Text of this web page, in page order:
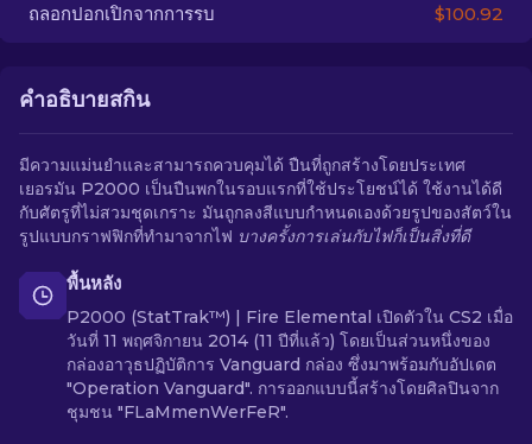
ถลอกปอกเปิกจากการรบ $100.92
คำอธิบายสกิน
มีความแม่นยำและสามารถควบคุมได้ ปืนที่ถูกสร้างโดยประเทศ
เยอรมัน P2000 เป็นปืนพกในรอบแรกที่ใช้ประโยชน์ได้ ใช้งานได้ดี
กับศัตรูที่ไม่สวมชุดเกราะ มันถูกลงสีแบบกำหนดเองด้วยรูปของสัตว์ใน
รูปแบบกราฟฟิกที่ทำมาจากไฟ บางครั้งการเล่นกับไฟก็เป็นสิ่งที่ดี
พื้นหลัง
P2000 (StatTrak™) | Fire Elemental เปิดตัวใน CS2 เมื่อ
วันที่ 11 พฤศจิกายน 2014 (11 ปีที่แล้ว) โดยเป็นส่วนหนึ่งของ
กล่องอาวุธปฏิบัติการ Vanguard กล่อง ซึ่งมาพร้อมกับอัปเดต
"Operation Vanguard". การออกแบบนี้สร้างโดยศิลปินจาก
ชุมชน "FLaMmenWerFeR".